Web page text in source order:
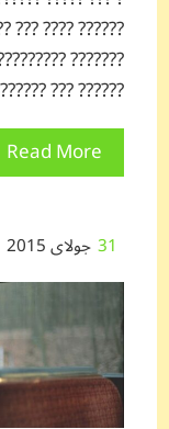
??????. ??????
?????? ?????
? ???? ??…
Read More
31جولای 2015